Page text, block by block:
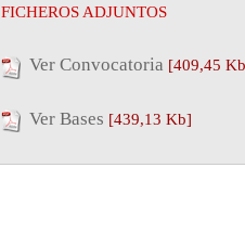
FICHEROS ADJUNTOS
Ver Convocatoria [409,45
Ver Bases [439,13 Kb]